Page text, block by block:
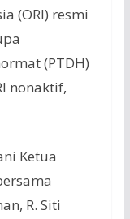
(ORI) resmi
(PTDH)
nonaktif,
Ketua
R. Siti